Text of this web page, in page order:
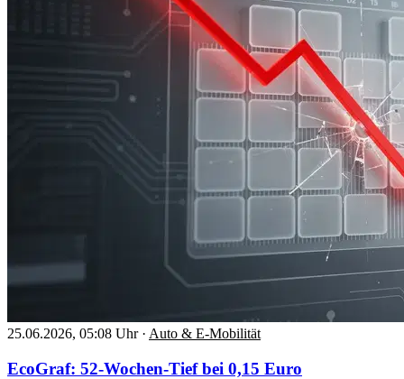
25.06.2026, 05:08 Uhr · Auto & E-Mobilität
EcoGraf: 52-Wochen-Tief bei 0,15 Euro